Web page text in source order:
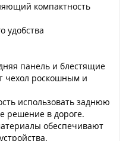
компактность
удобства
панель и блестящие
чехол роскошным и
использовать заднюю
решение в дороге.
обеспечивают